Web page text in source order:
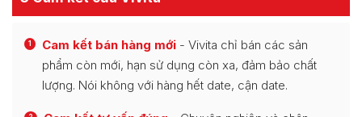
1 Cam kết bán hàng mới - Vivita chỉ bán các sản
phẩm còn mới, hạn sử dụng còn xa, đảm bảo chất
lượng. Nói không với hàng hết date, cận date.